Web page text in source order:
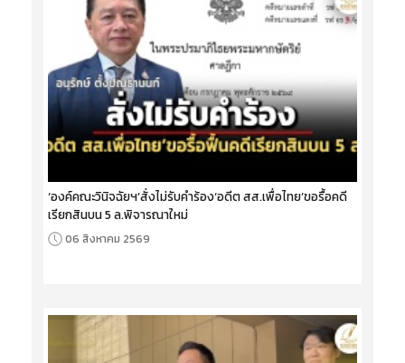
‘องค์คณะวินิจฉัยฯ’สั่งไม่รับคำร้อง‘อดีต สส.เพื่อไทย’ขอรื้อคดี
เรียกสินบน 5 ล.พิจารณาใหม่
06 สิงหาคม 2569